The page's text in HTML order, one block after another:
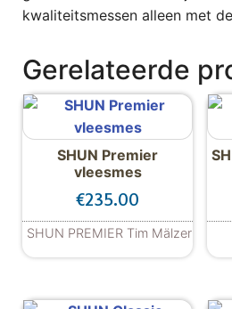
kwaliteitsmessen alleen met
Gerelateerde
SHUN Premier
vleesmes
€235.00
SHUN PREMIER Tim Mälzer